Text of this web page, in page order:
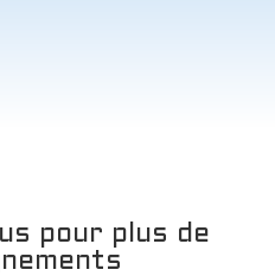
pour plus de